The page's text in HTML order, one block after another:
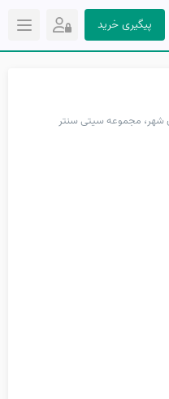
پیگیری خرید
شهر، مجموعه سیتی سنتر